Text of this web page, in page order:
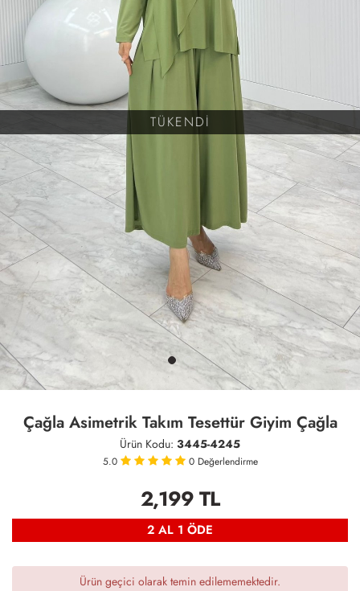
TÜKENDİ
Çağla Asimetrik Takım Tesettür Giyim Çağla
Ürün Kodu: 3445-4245
5.0 0 Değerlendirme
2,199TL
2 AL 1 ÖDE
Ürün geçici olarak temin edilememektedir.